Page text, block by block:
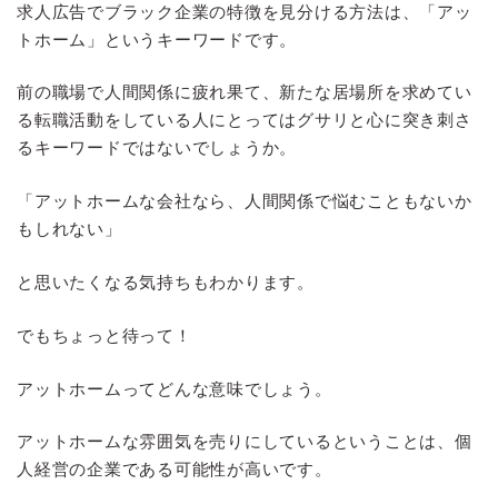
求人広告でブラック企業の特徴を見分ける方法は、「アッ
トホーム」というキーワードです。
前の職場で人間関係に疲れ果て、新たな居場所を求めてい
る転職活動をしている人にとってはグサリと心に突き刺さ
るキーワードではないでしょうか。
「アットホームな会社なら、人間関係で悩むこともないか
もしれない」
と思いたくなる気持ちもわかります。
でもちょっと待って！
アットホームってどんな意味でしょう。
アットホームな雰囲気を売りにしているということは、個
人経営の企業である可能性が高いです。